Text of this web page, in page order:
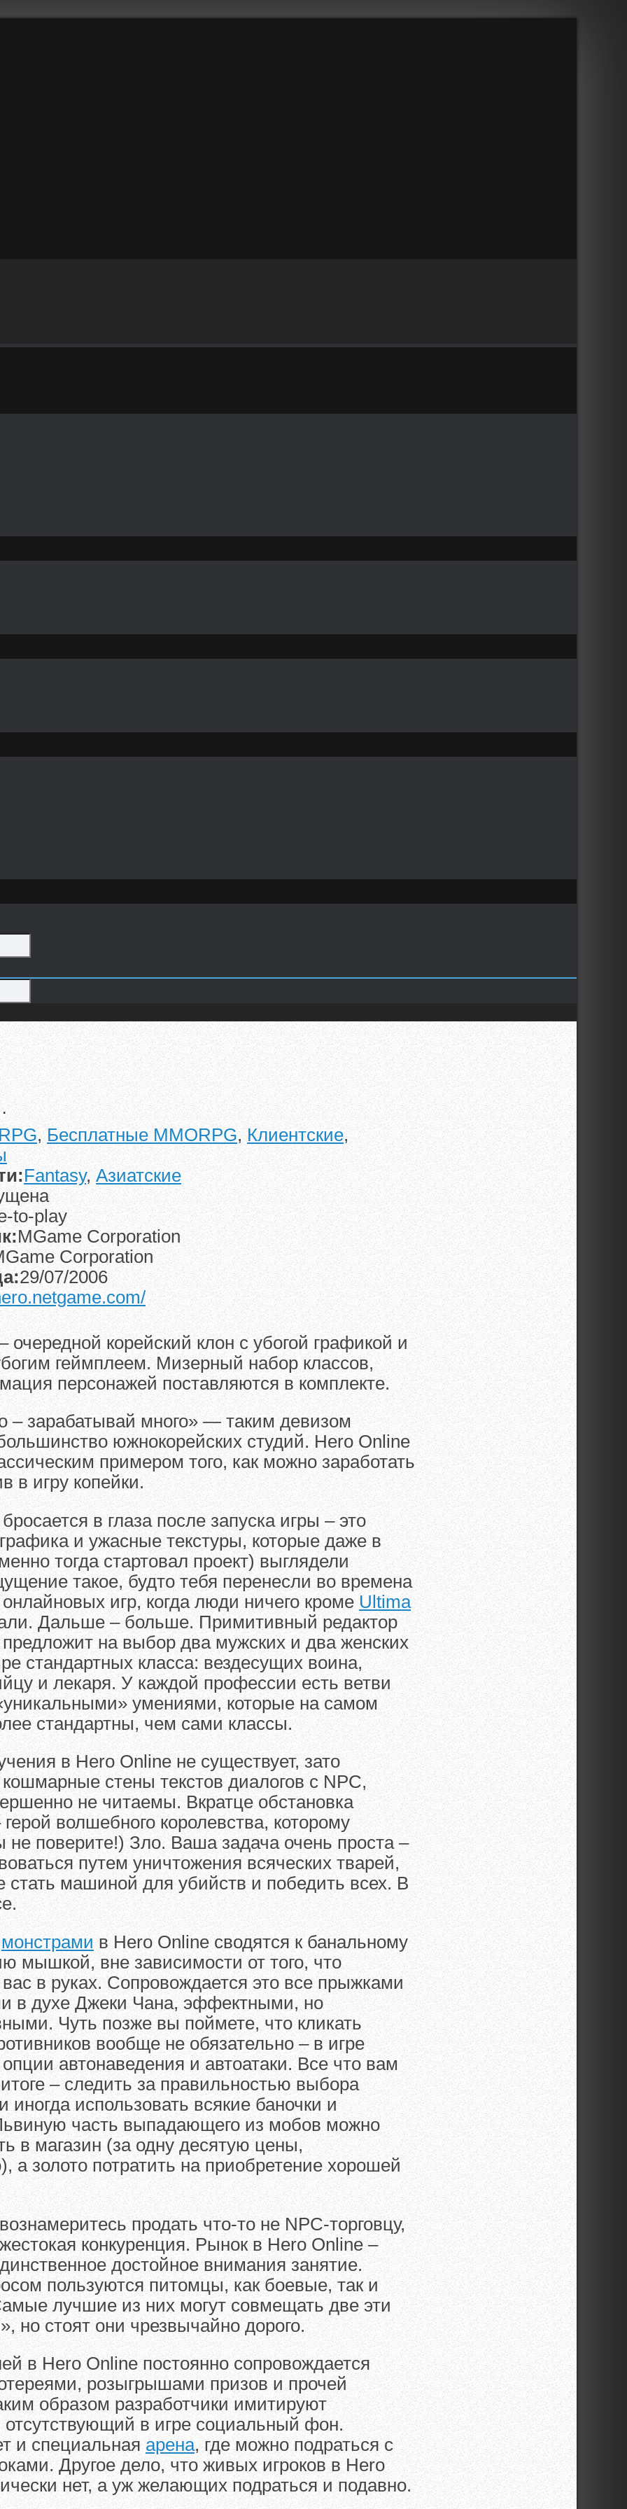
,Бесплатные MMORPG,Клиентские,
Fantasy,Азиатские
to-play
MGame Corporation
Corporation
29/07/2006
очередной корейский клон с убогой графикой и
геймплеем. Мизерный набор классов,
персонажей поставляются в комплекте.
– зарабатывай много» — таким девизом
южнокорейских студий. Hero Online
примером того, как можно заработать
в игру копейки.
в глаза после запуска игры – это
и ужасные текстуры, которые даже в
тогда стартовал проект) выглядели
такое, будто тебя перенесли во времена
игр, когда люди ничего кромеUltima
Дальше – больше. Примитивный редактор
на выбор два мужских и два женских
стандартных класса: вездесущих воина,
и лекаря. У каждой профессии есть ветви
умениями, которые на самом
стандартны, чем сами классы.
в Hero Online не существует, зато
стены текстов диалогов с NPC,
не читаемы. Вкратце обстановка
волшебного королевства, которому
не поверите!) Зло. Ваша задача очень проста –
путем уничтожения всяческих тварей,
стать машиной для убийств и победить всех. В
монстрами в Hero Online сводятся к банальному
мышкой, вне зависимости от того, что
вас в руках. Сопровождается это все прыжками
в духе Джеки Чана, эффектными, но
Чуть позже вы поймете, что кликать
вообще не обязательно – в игре
автонаведения и автоатаки. Все что вам
– следить за правильностью выбора
иногда использовать всякие баночки и
часть выпадающего из мобов можно
в магазин (за одну десятую цены,
а золото потратить на приобретение хорошей
продать что-то не NPC-торговцу,
конкуренция. Рынок в Hero Online –
достойное внимания занятие.
пользуются питомцы, как боевые, так и
лучшие из них могут совмещать две эти
но стоят они чрезвычайно дорого.
в Hero Online постоянно сопровождается
розыгрышами призов и прочей
образом разработчики имитируют
отсутствующий в игре социальный фон.
и специальнаяарена, где можно подраться с
Другое дело, что живых игроков в Hero
нет, а уж желающих подраться и подавно.